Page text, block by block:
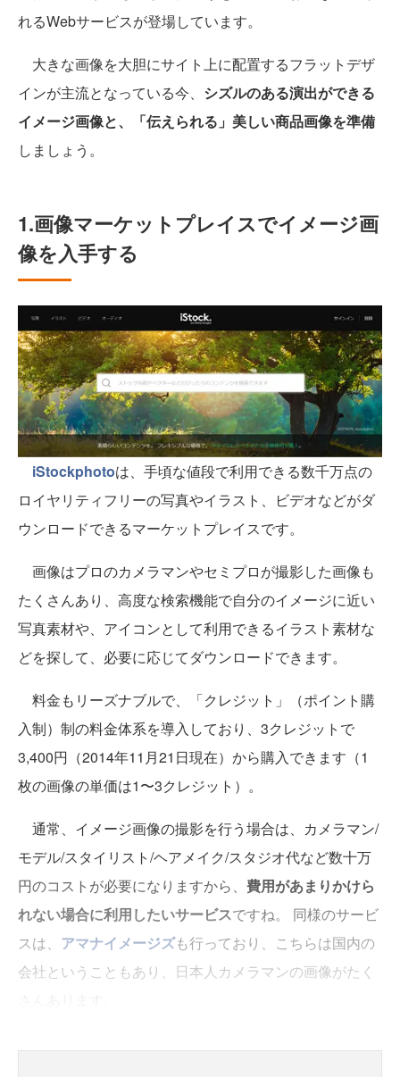
れるWebサービスが登場しています。
大きな画像を大胆にサイト上に配置するフラットデザ
インが主流となっている今、 シズルのある演出ができる
イメージ画像と、「伝えられる」美しい商品画像を準備
しましょう。
1.画像マーケットプレイスでイメージ画
像を入手する
iStockphotoは、手頃な値段で利用できる数千万点の
ロイヤリティフリーの写真やイラスト、ビデオなどがダ
ウンロードできるマーケットプレイスです。
画像はプロのカメラマンやセミプロが撮影した画像も
たくさんあり、高度な検索機能で自分のイメージに近い
写真素材や、アイコンとして利用できるイラスト素材な
どを探して、必要に応じてダウンロードできます。
料金もリーズナブルで、「クレジット」（ポイント購
入制）制の料金体系を導入しており、3クレジットで
3,400円（2014年11月21日現在）から購入できます（1
枚の画像の単価は1〜3クレジット）。
通常、イメージ画像の撮影を行う場合は、カメラマン/
モデル/スタイリスト/ヘアメイク/スタジオ代など数十万
円のコストが必要になりますから、 費用があまりかけら
れない場合に利用したいサービスですね。 同様のサービ
スは、 アマナイメージズも行っており、こちらは国内の
会社ということもあり、日本人カメラマンの画像がたく